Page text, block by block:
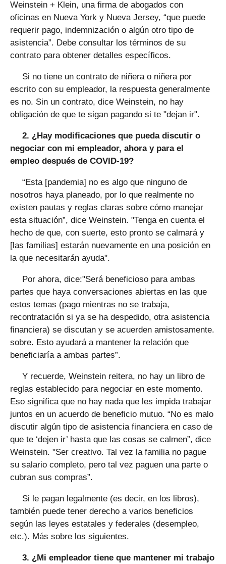
Weinstein + Klein, una firma de abogados con
oficinas en Nueva York y Nueva Jersey, “que puede
requerir pago, indemnización o algún otro tipo de
asistencia”. Debe consultar los términos de su
contrato para obtener detalles específicos.
Si no tiene un contrato de niñera o niñera por
escrito con su empleador, la respuesta generalmente
es no. Sin un contrato, dice Weinstein, no hay
obligación de que te sigan pagando si te "dejan ir".
2. ¿Hay modificaciones que pueda discutir o
negociar con mi empleador, ahora y para el
empleo después de COVID-19?
“Esta [pandemia] no es algo que ninguno de
nosotros haya planeado, por lo que realmente no
existen pautas y reglas claras sobre cómo manejar
esta situación”, dice Weinstein. "Tenga en cuenta el
hecho de que, con suerte, esto pronto se calmará y
[las familias] estarán nuevamente en una posición en
la que necesitarán ayuda".
Por ahora, dice:"Será beneficioso para ambas
partes que haya conversaciones abiertas en las que
estos temas (pago mientras no se trabaja,
recontratación si ya se ha despedido, otra asistencia
financiera) se discutan y se acuerden amistosamente.
sobre. Esto ayudará a mantener la relación que
beneficiaría a ambas partes”.
Y recuerde, Weinstein reitera, no hay un libro de
reglas establecido para negociar en este momento.
Eso significa que no hay nada que les impida trabajar
juntos en un acuerdo de beneficio mutuo. “No es malo
discutir algún tipo de asistencia financiera en caso de
que te ‘dejen ir’ hasta que las cosas se calmen”, dice
Weinstein. "Ser creativo. Tal vez la familia no pague
su salario completo, pero tal vez paguen una parte o
cubran sus compras”.
Si le pagan legalmente (es decir, en los libros),
también puede tener derecho a varios beneficios
según las leyes estatales y federales (desempleo,
etc.). Más sobre los siguientes.
3. ¿Mi empleador tiene que mantener mi trabajo